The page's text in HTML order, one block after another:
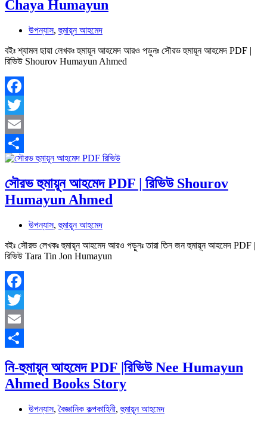
Chaya Humayun
উপন্যাস,হুমায়ূন আহমেদ
বইঃ শ্যামল ছায়া লেখকঃ হুমায়ূন আহমেদ আরও পড়ুনঃ সৌরভ হুমায়ূন আহমেদ PDF |
রিভিউ Shourov Humayun Ahmed
Facebook
Twitter
Email
Share
সৌরভ হুমায়ূন আহমেদ PDF | রিভিউ Shourov
Humayun Ahmed
উপন্যাস,হুমায়ূন আহমেদ
বইঃ সৌরভ লেখকঃ হুমায়ূন আহমেদ আরও পড়ুনঃ তারা তিন জন হুমায়ূন আহমেদ PDF |
রিভিউ Tara Tin Jon Humayun
Facebook
Twitter
Email
নি-হুমায়ূন আহমেদ PDF |রিভিউ Nee Humayun
Ahmed Books Story
উপন্যাস,বৈজ্ঞানিক কল্পকাহিনী,হুমায়ূন আহমেদ